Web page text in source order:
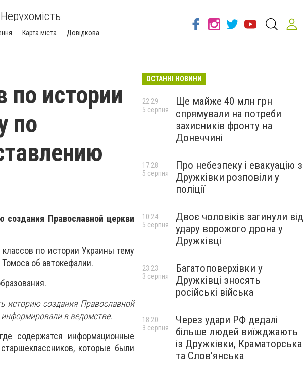
Нерухомість
Карта міста Довідкова
по истории
по
создания Православной церкви
по истории Украины тему
об автокефалии.
историю создания Православной
в ведомстве.
содержатся информационные
которые были
ОСТАННІ НОВИНИ
Ще майже 40 млн грн
спрямували на потреби
захисників фронту на
Донеччині
22:29
5 серпня
Про небезпеку і евакуацію з
Дружківки розповіли у
поліції
17:28
5 серпня
Двоє чоловіків загинули від
удару ворожого дрона у
Дружківці
10:24
5 серпня
Багатоповерхівки у
Дружківці зносять
російські війська
23:23
3 серпня
Через удари РФ дедалі
більше людей виїжджають
із Дружківки, Краматорська
та Слов’янська
18:20
3 серпня